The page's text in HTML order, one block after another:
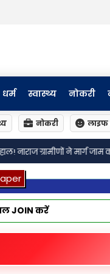
धर्म स्वास्थ्य नोकरी
नोकरी लाइफ
जाम करने का किया प्रयास•
JOIN करें